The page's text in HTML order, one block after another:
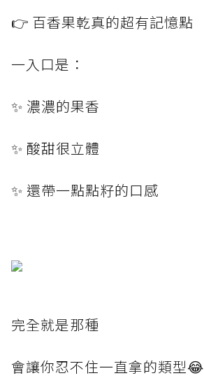
👉 百香果乾真的超有記憶點
一入口是：
✨ 濃濃的果香
✨ 酸甜很立體
✨ 還帶一點點籽的口感
完全就是那種
會讓你忍不住一直拿的類型😂